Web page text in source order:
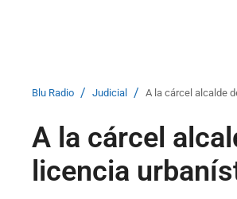
Blu Radio / Judicial / A la cárcel alcalde
A la cárcel
licencia